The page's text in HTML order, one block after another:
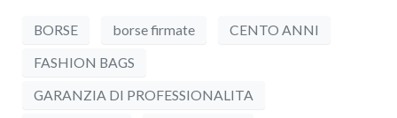
BORSE borse firmate
CENTO ANNI
FASHION BAGS
GARANZIA DI PROFESSIONALITA